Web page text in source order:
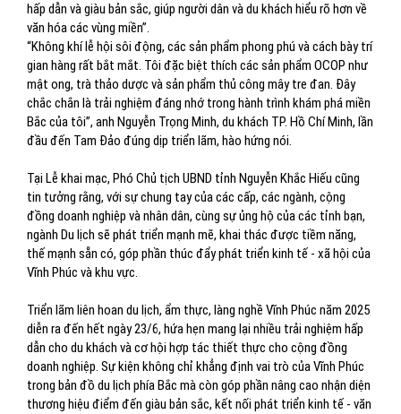
hấp dẫn và giàu bản sắc, giúp người dân và du khách hiểu rõ hơn về
văn hóa các vùng miền”.
“Không khí lễ hội sôi động, các sản phẩm phong phú và cách bày trí
gian hàng rất bắt mắt. Tôi đặc biệt thích các sản phẩm OCOP như
mật ong, trà thảo dược và sản phẩm thủ công mây tre đan. Đây
chắc chắn là trải nghiệm đáng nhớ trong hành trình khám phá miền
Bắc của tôi”, anh Nguyễn Trọng Minh, du khách TP. Hồ Chí Minh, lần
đầu đến Tam Đảo đúng dịp triển lãm, hào hứng nói.
Tại Lễ khai mạc, Phó Chủ tịch UBND tỉnh Nguyễn Khắc Hiếu cũng
tin tưởng rằng, với sự chung tay của các cấp, các ngành, cộng
đồng doanh nghiệp và nhân dân, cùng sự ủng hộ của các tỉnh bạn,
ngành Du lịch sẽ phát triển mạnh mẽ, khai thác được tiềm năng,
thế mạnh sẵn có, góp phần thúc đẩy phát triển kinh tế - xã hội của
Vĩnh Phúc và khu vực.
Triển lãm liên hoan du lịch, ẩm thực, làng nghề Vĩnh Phúc năm 2025
diễn ra đến hết ngày 23/6, hứa hẹn mang lại nhiều trải nghiệm hấp
dẫn cho du khách và cơ hội hợp tác thiết thực cho cộng đồng
doanh nghiệp. Sự kiện không chỉ khẳng định vai trò của Vĩnh Phúc
trong bản đồ du lịch phía Bắc mà còn góp phần nâng cao nhận diện
thương hiệu điểm đến giàu bản sắc, kết nối phát triển kinh tế - văn